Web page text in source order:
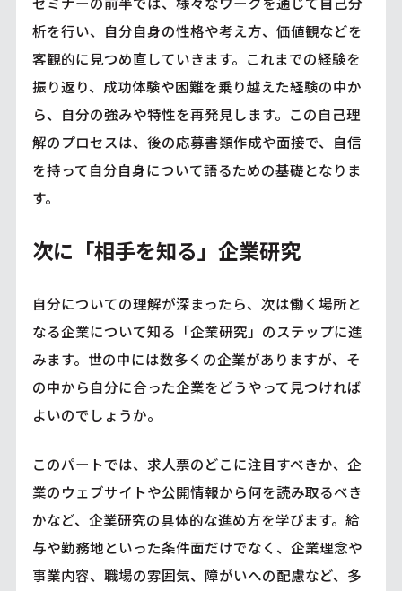
析を行い、自分自身の性格や考え方、価値観などを
客観的に見つめ直していきます。これまでの経験を
振り返り、成功体験や困難を乗り越えた経験の中か
ら、自分の強みや特性を再発見します。この自己理
解のプロセスは、後の応募書類作成や面接で、自信
を持って自分自身について語るための基礎となりま
す。
次に「相手を知る」企業研究
自分についての理解が深まったら、次は働く場所と
なる企業について知る「企業研究」のステップに進
みます。世の中には数多くの企業がありますが、そ
の中から自分に合った企業をどうやって見つければ
よいのでしょうか。
このパートでは、求人票のどこに注目すべきか、企
業のウェブサイトや公開情報から何を読み取るべき
かなど、企業研究の具体的な進め方を学びます。給
与や勤務地といった条件面だけでなく、企業理念や
事業内容、職場の雰囲気、障がいへの配慮など、多